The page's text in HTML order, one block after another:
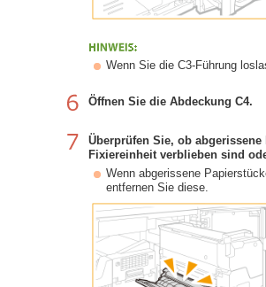
Wenn Sie die C3-Führung
Öffnen Sie die Abdeckung C4.
Überprüfen Sie, ob
Fixiereinheit verblieben sind
Wenn abgerissene
entfernen Sie diese.